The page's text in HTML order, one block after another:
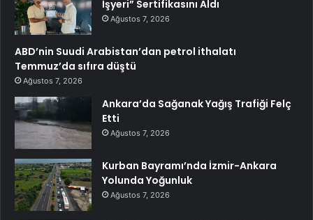
İşyeri” Sertifikasını Aldı
Ağustos 7, 2026
ABD’nin Suudi Arabistan’dan petrol ithalatı
Temmuz’da sıfıra düştü
Ağustos 7, 2026
Ankara’da Sağanak Yağış Trafiği Felç
Etti
Ağustos 7, 2026
Kurban Bayramı’nda İzmir-Ankara
Yolunda Yoğunluk
Ağustos 7, 2026